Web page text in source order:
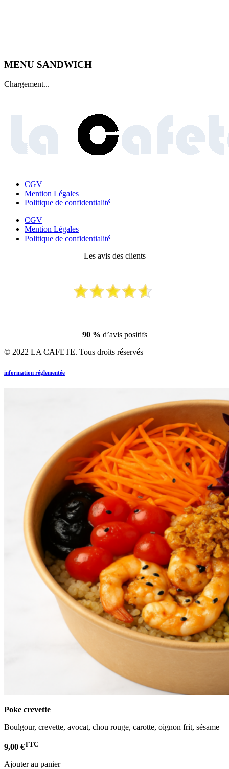
MENU SANDWICH
Chargement...
CGV
Mention Légales
Politique de confidentialité
CGV
Mention Légales
Politique de confidentialité
Les avis des clients
90 % d’avis positifs
© 2022 LA CAFETE. Tous droits réservés
information réglementée
Poke crevette
Boulgour, crevette, avocat, chou rouge, carotte, oignon frit, sésame
9,00 €TTC
Ajouter au panier